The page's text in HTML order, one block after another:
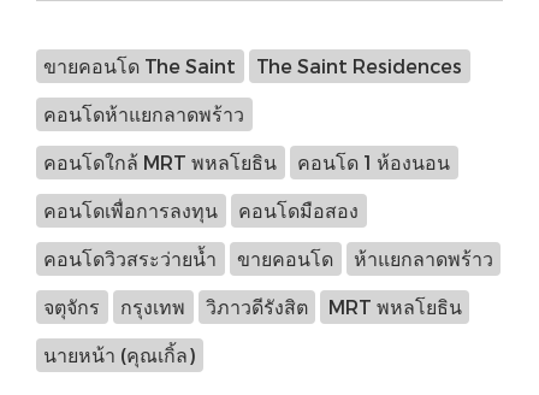
ขายคอนโด The Saint The Saint Residences
คอนโดห้าแยกลาดพร้าว
คอนโดใกล้ MRT พหลโยธิน คอนโด 1 ห้องนอน
คอนโดเพื่อการลงทุน คอนโดมือสอง
คอนโดวิวสระว่ายน้ำ ขายคอนโด ห้าแยกลาดพร้าว
จตุจักร กรุงเทพ วิภาวดีรังสิต MRT พหลโยธิน
นายหน้า (คุณเกิ้ล)